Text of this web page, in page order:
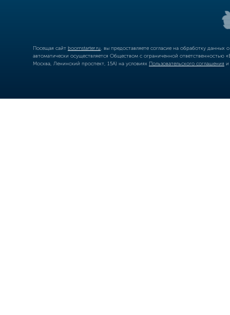
Посещая сайт boomstarter.ru , вы предоставляете согласие на обработку
автоматически осуществляется Обществом с ограниченной
Москва, Ленинский проспект, 15А) на условиях Пользовательского соглашения и